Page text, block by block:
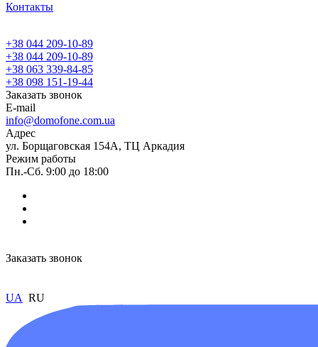
Контакты
+38 044 209-10-89
+38 044 209-10-89
+38 063 339-84-85
+38 098 151-19-44
Заказать звонок
E-mail
info@domofone.com.ua
Адрес
ул. Борщаговская 154А, ТЦ Аркадия
Режим работы
Пн.-Сб. 9:00 до 18:00
Заказать звонок
UA RU